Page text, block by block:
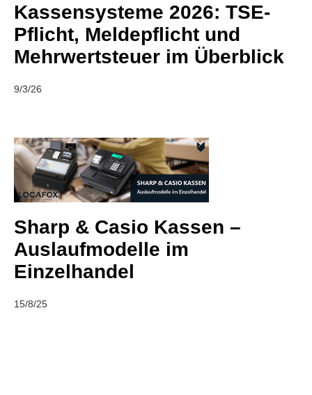
Kassensysteme 2026: TSE-
Pflicht, Meldepflicht und
Mehrwertsteuer im Überblick
9/3/26
Sharp & Casio Kassen –
Auslaufmodelle im
Einzelhandel
15/8/25